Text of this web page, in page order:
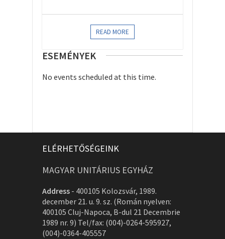
READ MORE
ESEMÉNYEK
No events scheduled at this time.
ELÉRHETŐSÉGEINK
MAGYAR UNITÁRIUS EGYHÁZ
Address - 400105 Kolozsvár, 1989.
december 21. u. 9. sz. (Román nyelven:
400105 Cluj-Napoca, B-dul 21 Decembrie
1989 nr. 9) Tel/fax: (004)-0264-595927,
(004)-0364-405557